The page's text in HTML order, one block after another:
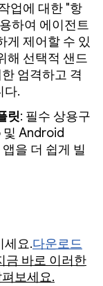
업에 대한 "항
하여 에이전트
게 제어할 수 있
해 선택적 샌드
엄격하고 격
다.
릿: 필수 상용구
및 Android
을 더 쉽게 빌
세요.다운로드
금 바로 이러한
보세요.